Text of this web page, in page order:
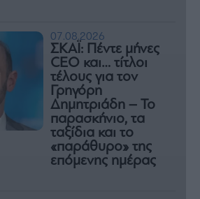
07.08.2026
ΣΚΑΪ: Πέντε μήνες
CEO και… τίτλοι
τέλους για τον
Γρηγόρη
Δημητριάδη – Το
παρασκήνιο, τα
ταξίδια και το
«παράθυρο» της
επόμενης ημέρας